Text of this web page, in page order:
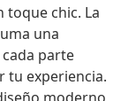
chic. La
una
parte
tu experiencia.